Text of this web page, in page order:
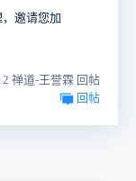
邀请您加
禅道-王誉霖 回帖
回帖